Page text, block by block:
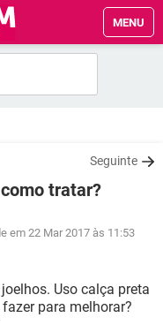
MENU
Seguinte
tratar?
em 22 Mar 2017 às 11:53
Uso calça preta
para melhorar?